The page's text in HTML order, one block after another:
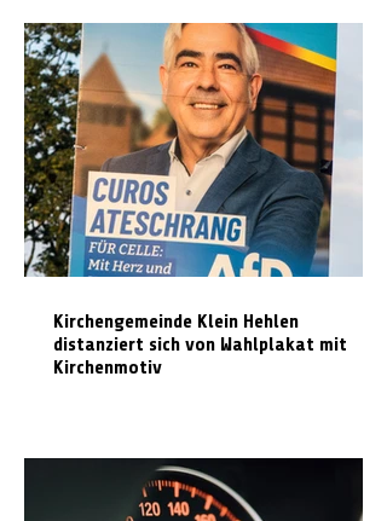
Kirchengemeinde Klein Hehlen
distanziert sich von Wahlplakat mit
Kirchenmotiv